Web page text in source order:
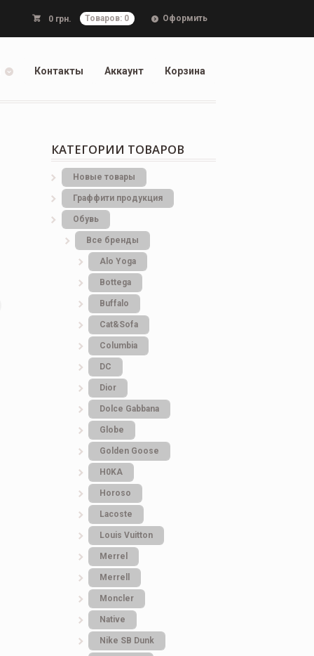
0 грн. Товаров: 0 Оформить
Контакты Аккаунт Корзина
КАТЕГОРИИ ТОВАРОВ
Новые товары
Граффити продукция
Обувь
Все бренды
Alo Yoga
Bottеga
Buffalo
Cat&Sofa
Columbia
DC
Dior
Dolce Gabbana
Globe
Golden Goose
H0KA
Horoso
Lacoste
Louis Vuitton
Merrel
Merrell
Moncler
Native
Nike SB Dunk